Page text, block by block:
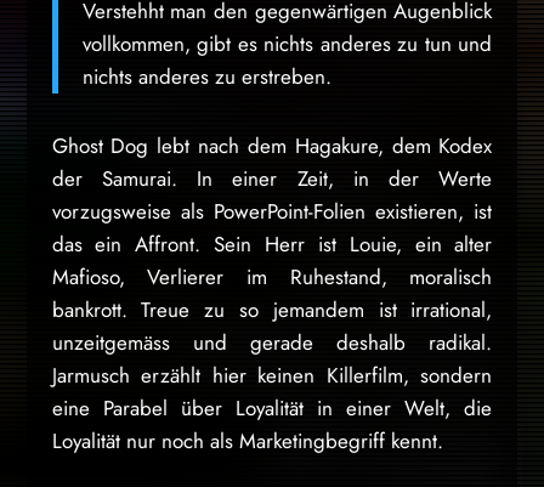
Verstehht man den gegenwärtigen Augenblick
vollkommen, gibt es nichts anderes zu tun und
nichts anderes zu erstreben.
Ghost Dog lebt nach dem Hagakure, dem Kodex
der Samurai. In einer Zeit, in der Werte
vorzugsweise als PowerPoint-Folien existieren, ist
das ein Affront. Sein Herr ist Louie, ein alter
Mafioso, Verlierer im Ruhestand, moralisch
bankrott. Treue zu so jemandem ist irrational,
unzeitgemäss und gerade deshalb radikal.
Jarmusch erzählt hier keinen Killerfilm, sondern
eine Parabel über Loyalität in einer Welt, die
Loyalität nur noch als Marketingbegriff kennt.